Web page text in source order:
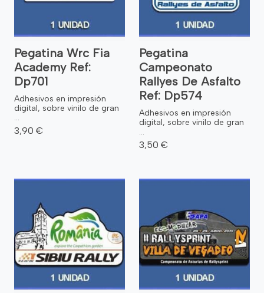
Pegatina Wrc Fia
Academy Ref:
Dp701
Adhesivos en impresión
digital, sobre vinilo de gran
...
3,90 €
Pegatina
Campeonato
Rallyes De Asfalto
Ref: Dp574
Adhesivos en impresión
digital, sobre vinilo de gran
...
3,50 €